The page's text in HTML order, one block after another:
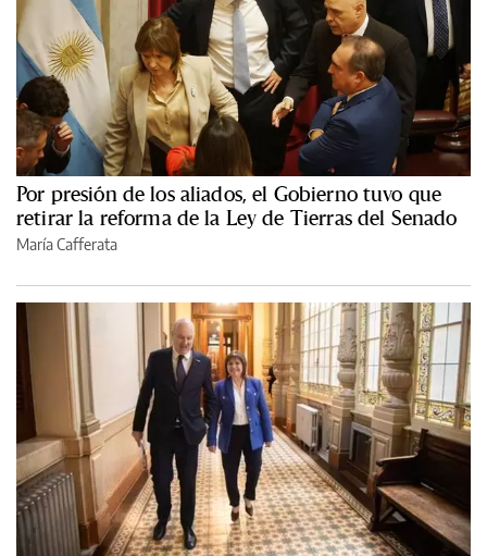
Por presión de los aliados, el Gobierno tuvo que
retirar la reforma de la Ley de Tierras del Senado
María Cafferata